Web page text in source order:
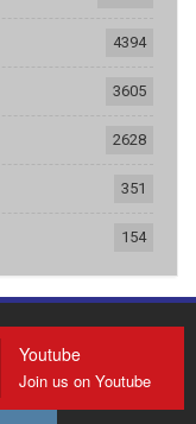
4394
3605
2628
351
154
Youtube
Join us on Youtube